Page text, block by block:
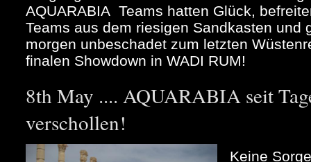
AQUARABIA Teams hatten Glück,
Teams aus dem riesigen Sandkasten und
morgen unbeschadet zum letzten
finalen Showdown in WADI RUM!
8th May .... AQUARABIA seit
verschollen!
Keine